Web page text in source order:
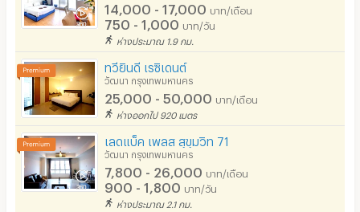
14,000 - 17,000 บาท/เดือน
750 - 1,000 บาท/วัน
ห่างประมาณ 1.9 กม.
ทวียินดี เรซิเดนต์
วัฒนา กรุงเทพมหานคร
25,000 - 50,000 บาท/เดือน
ห่างออกไป 920 เมตร
เลดแบ็ค เพลส สุขุมวิท 71
วัฒนา กรุงเทพมหานคร
7,800 - 26,000 บาท/เดือน
900 - 1,800 บาท/วัน
ห่างประมาณ 2.1 กม.